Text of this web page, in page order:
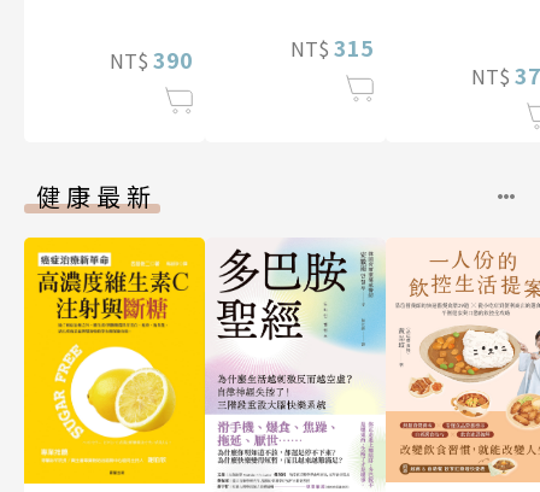
NT$ 390 NT$ 315
NT$
健康最新